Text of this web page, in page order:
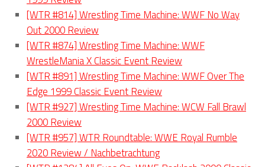
[WTR #814] Wrestling Time Machine: WWF No Way
Out 2000 Review
[WTR #874] Wrestling Time Machine: WWF
WrestleMania X Classic Event Review
[WTR #891] Wrestling Time Machine: WWF Over The
Edge 1999 Classic Event Review
[WTR #927] Wrestling Time Machine: WCW Fall Brawl
2000 Review
[WTR #957] WTR Roundtable: WWE Royal Rumble
2020 Review / Nachbetrachtung